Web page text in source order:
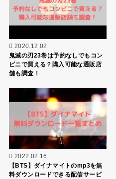
2020.12.02
鬼滅の刃23巻は予約なしでもコン
ビニで買える？購入可能な通販店
舗も調査！
2022.02.16
【BTS】ダイナマイトのmp3を無
料ダウンロードできる配信サービ